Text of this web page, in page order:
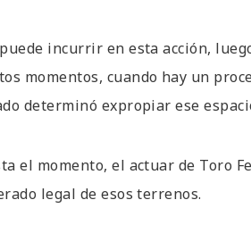
puede incurrir en esta acción,
momentos, cuando hay un
determinó expropiar ese
el momento, el actuar de Toro
legal de esos terrenos.